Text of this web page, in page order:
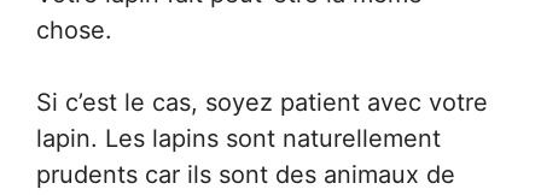
chose.
Si c’est le cas, soyez patient avec votre
lapin. Les lapins sont naturellement
prudents car ils sont des animaux de